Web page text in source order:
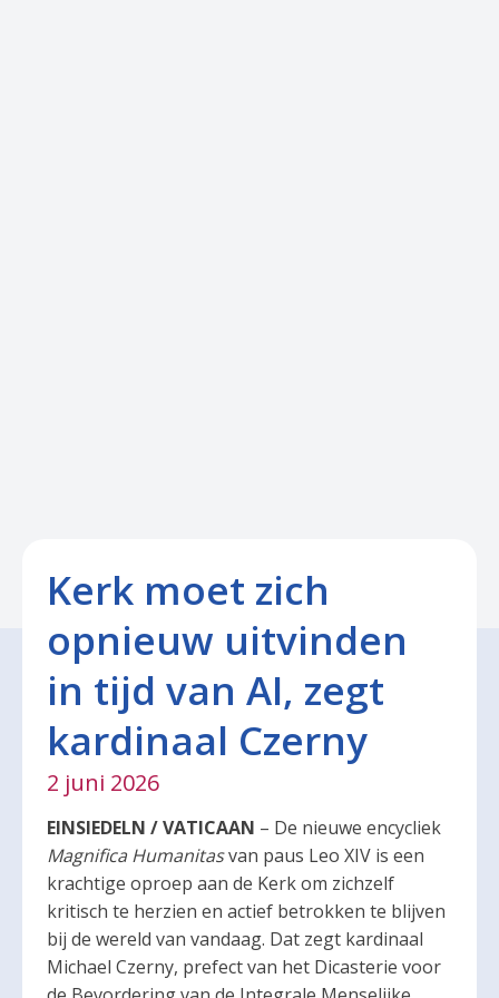
Kerk moet zich
opnieuw uitvinden
in tijd van AI, zegt
kardinaal Czerny
2 juni 2026
EINSIEDELN / VATICAAN – De nieuwe encycliek
Magnifica Humanitasvan paus Leo XIV is een
krachtige oproep aan de Kerk om zichzelf
kritisch te herzien en actief betrokken te blijven
bij de wereld van vandaag. Dat zegt kardinaal
Michael Czerny, prefect van het Dicasterie voor